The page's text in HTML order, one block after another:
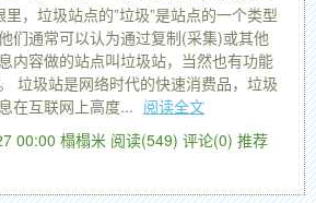
，垃圾站点的”垃圾”是站点的一个类型
们通常可以认为通过复制(采集)或其他
内容做的站点叫垃圾站，当然也有功能
垃圾站是网络时代的快速消费品，垃圾
在互联网上高度... 阅读全文
00:00 榻榻米 阅读(549) 评论(0) 推荐